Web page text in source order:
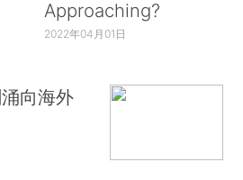
Approaching?
2022年04月01日
向海外